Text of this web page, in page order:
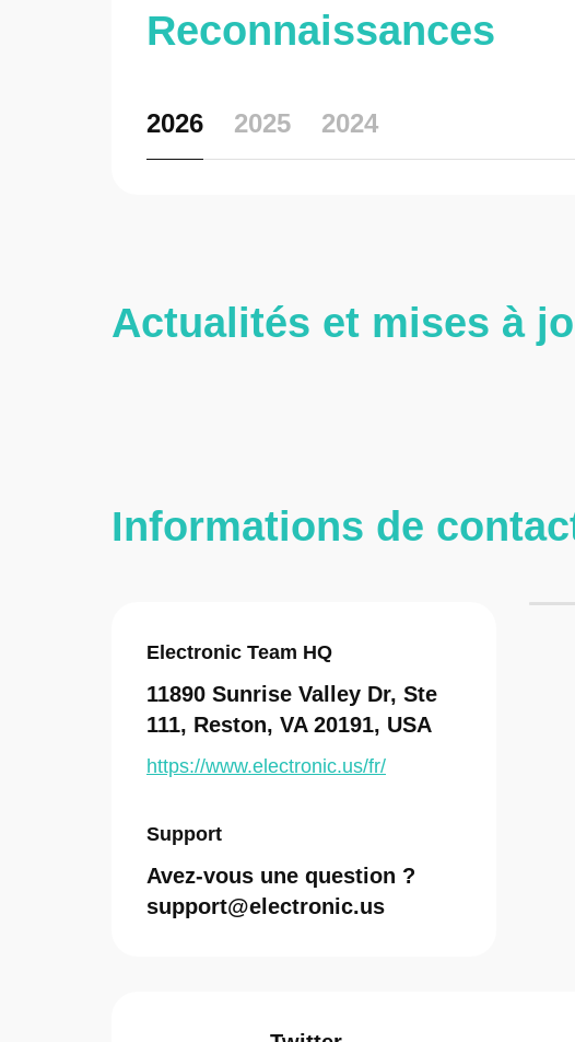
Reconnaissances
2026 2025 2024
Actualités et mises à
Informations de
Electronic Team HQ
11890 Sunrise Valley Dr, Ste
111, Reston, VA 20191, USA
https://www.electronic.us/fr/
Support
Avez-vous une question ?
support@electronic.us